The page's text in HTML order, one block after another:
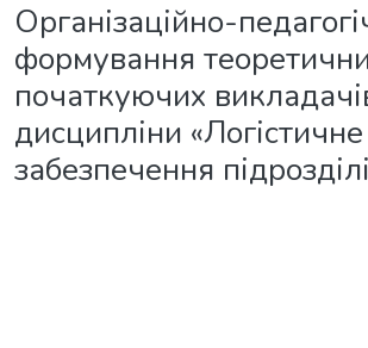
Організаційно-
формування
початкуючих
дисципліни «Логістичне
забезпечення